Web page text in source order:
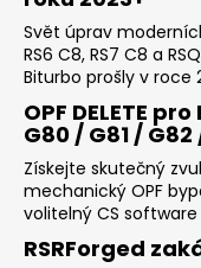
Svět úprav
RS6 C8, RS7 C8 a
Biturbo prošly v roce
OPF DELETE
G80 / G81 /
Získejte skutečný
mechanický OPF
volitelný CS
RSRForged